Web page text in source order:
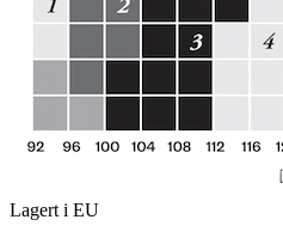
Lagert i EU